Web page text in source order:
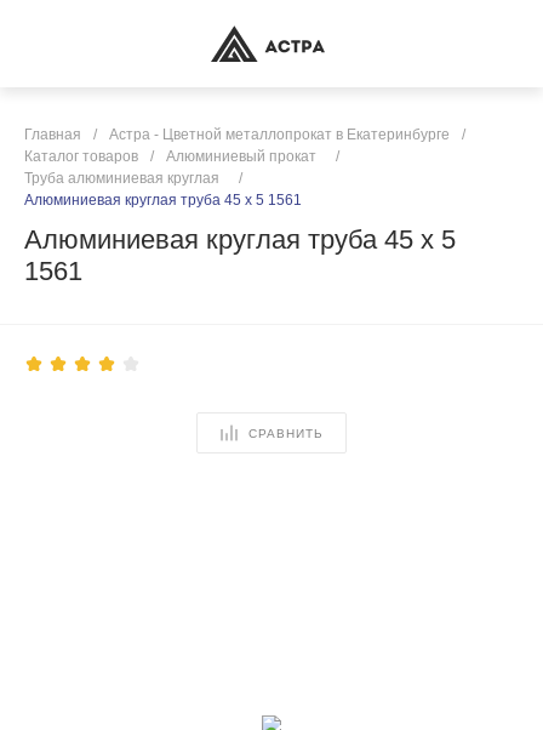
Главная / Астра - Цветной металлопрокат в Екатеринбурге
/
Каталог товаров
/ Алюминиевый прокат
/
Труба алюминиевая круглая
/
Алюминиевая круглая труба 45 х 5 1561
Алюминиевая круглая труба 45 х 5
1561
СРАВНИТЬ